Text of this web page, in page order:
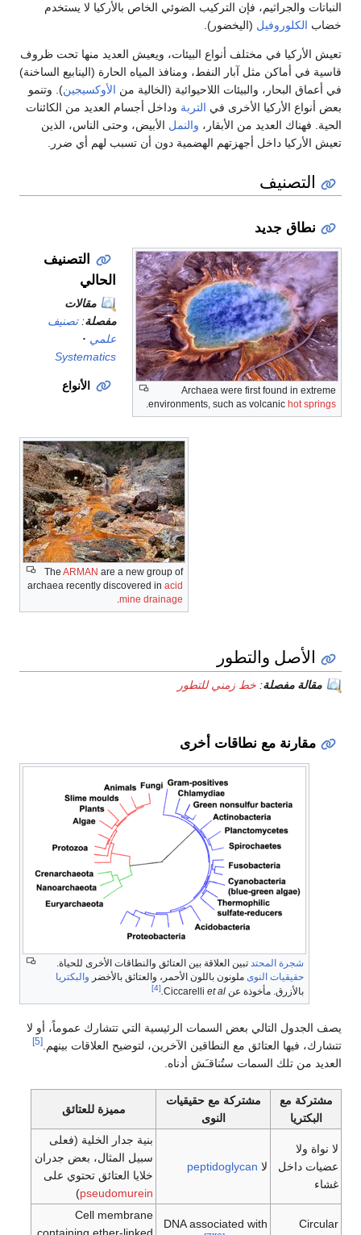
النباتات والجراثيم، فإن التركيب الضوئي الخاص بالأركيا لا يستخدم
خضاب الكلوروفيل (اليخضور).
تعيش الأركيا في مختلف أنواع البيئات، ويعيش العديد منها تحت ظروف
قاسية في أماكن مثل آبار النفط، ومنافذ المياه الحارة (الينابيع الساخنة)
في أعماق البحار، والبيئات اللاحيوائية (الخالية من الأوكسيجين). وتنمو
بعض أنواع الأركيا الأخرى في التربة وداخل أجسام العديد من الكائنات
الحية. فهناك العديد من الأبقار، والنمل الأبيض، وحتى الناس، الذين
تعيش الأركيا داخل أجهزتهم الهضمية دون أن تسبب لهم أي ضرر.
التصنيف
نطاق جديد
Archaea were first found in extreme
environments, such as volcanic hot springs
.
التصنيف
الحالي
مقالات
مفصلة:تصنيف
علمي
Systematics
The ARMAN are a new group of
archaea recently discovered in acid
mine drainage
.
الأنواع
الأصل والتطور
مقالة مفصلة: خط زمني للتطور
مقارنة مع نطاقات أخرى
شجرة المحتد تبين العلاقة بين العتائق والنطاقات الأخرى للحياة.
حقيقيات النوى ملونون باللون الأحمر، والعتائق بالأخضر والبكتريا
بالأزرق. مأخوذة عن Ciccarelli et al.
[4]
يصف الجدول التالي بعض السمات الرئيسية التي تتشارك عموماً، أو لا
تتشارك، فيها العتائق مع النطاقين الآخرين، لتوضيح العلاقات بينهم. [5]
العديد من تلك السمات ستُناقـَش أدناه.
مشتركة مع
البكتريا
مشتركة مع حقيقيات
النوى
مميزة للعتائق
لا نواة ولا
عضيات داخل
غشاء
لا peptidoglycan
بنية جدار الخلية (فعلى
سبيل المثال، بعض جدران
خلايا العتائق تحتوي على
pseudomurein
)
Circular
DNA associated with
Cell membrane